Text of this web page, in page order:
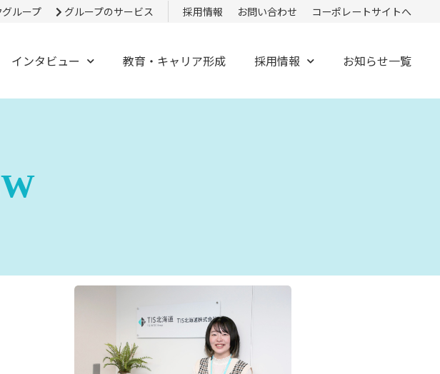
ループ グループのサービス 採用情報 お問い合わせ コーポレートサイトへ
インタビュー 教育・キャリア形成 採用情報 お知らせ一覧